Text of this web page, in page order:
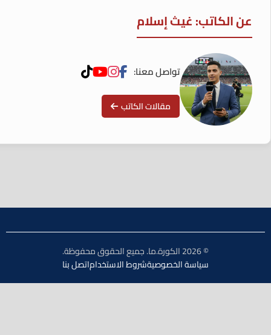
عن الكاتب: غيث إسلام
تواصل معنا:
مقالات الكاتب
سياسة الخصوصيةشروط الاستخداماتصل بنا